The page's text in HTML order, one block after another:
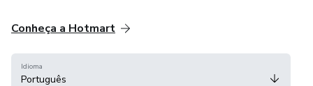
Conheça a Hotmart
Idioma
Português